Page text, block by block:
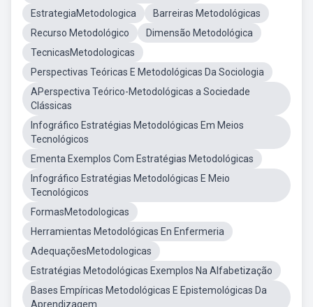
EstrategiaMetodologica
Barreiras Metodológicas
Recurso Metodológico
Dimensão Metodológica
TecnicasMetodologicas
Perspectivas Teóricas E Metodológicas Da Sociologia
APerspectiva Teórico-Metodológicas a Sociedade
Clássicas
Infográfico Estratégias Metodológicas Em Meios
Tecnológicos
Ementa Exemplos Com Estratégias Metodológicas
Infográfico Estratégias Metodológicas E Meio
Tecnológicos
FormasMetodologicas
Herramientas Metodológicas En Enfermeria
AdequaçõesMetodologicas
Estratégias Metodológicas Exemplos Na Alfabetização
Bases Empíricas Metodológicas E Epistemológicas Da
Aprendizagem